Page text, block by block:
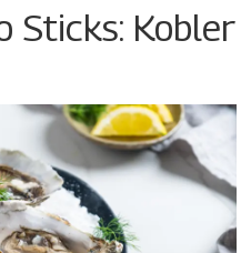
Sticks: Kobler